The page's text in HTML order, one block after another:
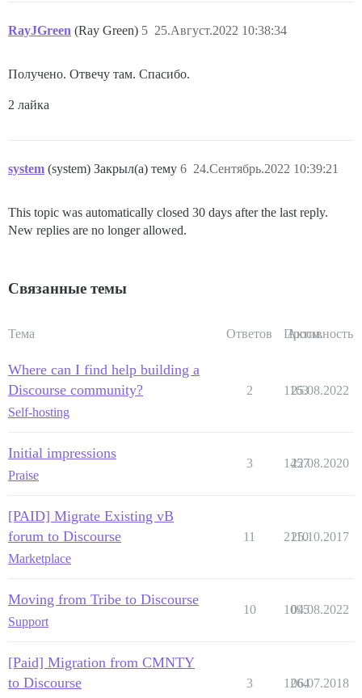
RayJGreen (Ray Green) 25.Август.2022 10:38:34
5
Получено. Отвечу там. Спасибо.
2 лайка
system (system) Закрыл(а) тему 24.Сентябрь.2022 10:39:21
6
This topic was automatically closed 30 days after the last reply.
New replies are no longer allowed.
Связанные темы
Тема Ответов Просм.
Активность
Where can I find help building a
Discourse community?
Self-hosting
2 1163
25.08.2022
Initial impressions
Praise
3 1457
22.08.2020
[PAID] Migrate Existing vB
forum to Discourse
Marketplace
11 2110
25.10.2017
Moving from Tribe to Discourse
Support
10 1095
04.08.2022
[Paid] Migration from CMNTY
to Discourse
3 1264
06.07.2018